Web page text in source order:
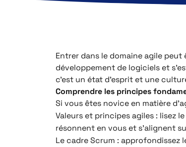
Entrer dans le domaine agile
développement de logiciels et
c’est un état d’esprit et une
Comprendre les principes
Si vous êtes novice en matière
Valeurs et principes agiles : lisez
résonnent en vous et s’alignent
Le cadre Scrum : approfondissez